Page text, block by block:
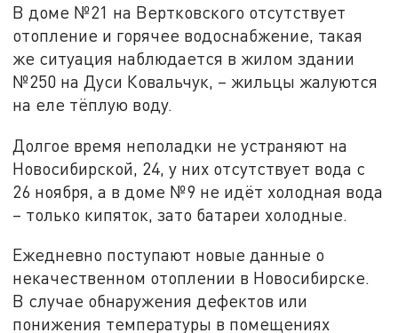
В доме №21 на Вертковского отсутствует
отопление и горячее водоснабжение, такая
же ситуация наблюдается в жилом здании
№250 на Дуси Ковальчук, – жильцы жалуются
на еле тёплую воду.
Долгое время неполадки не устраняют на
Новосибирской, 24, у них отсутствует вода с
26 ноября, а в доме №9 не идёт холодная вода
– только кипяток, зато батареи холодные.
Ежедневно поступают новые данные о
некачественном отоплении в Новосибирске.
В случае обнаружения дефектов или
понижения температуры в помещениях